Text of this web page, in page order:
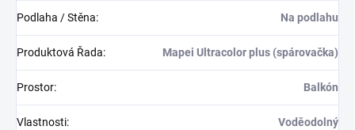
Podlaha / Stěna: Na podlahu
Produktová Řada: Mapei Ultracolor plus (spárovačka)
Prostor: Balkón
Vlastnosti: Voděodolný